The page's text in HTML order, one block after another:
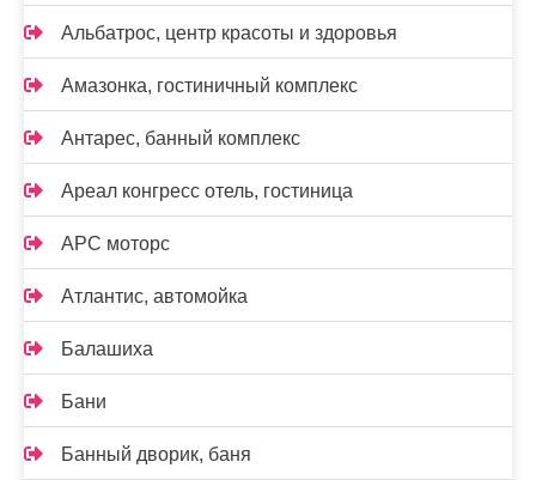
Альбатрос, центр красоты и здоровья
Амазонка, гостиничный комплекс
Антарес, банный комплекс
Ареал конгресс отель, гостиница
АРС моторс
Атлантис, автомойка
Балашиха
Бани
Банный дворик, баня